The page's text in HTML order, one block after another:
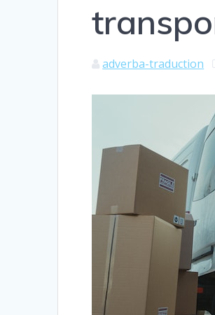
adverba-traduction